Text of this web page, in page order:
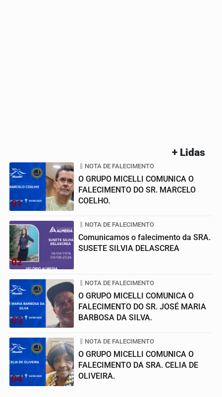
+ Lidas
01
NOTA DE FALECIMENTO
O GRUPO MICELLI COMUNICA O
FALECIMENTO DO SR. MARCELO
COELHO.
02
NOTA DE FALECIMENTO
Comunicamos o falecimento da SRA.
SUSETE SILVIA DELASCREA
03
NOTA DE FALECIMENTO
O GRUPO MICELLI COMUNICA O
FALECIMENTO DO SR. JOSÉ MARIA
BARBOSA DA SILVA.
04
NOTA DE FALECIMENTO
O GRUPO MICELLI COMUNICA O
FALECIMENTO DA SRA. CELIA DE
OLIVEIRA.